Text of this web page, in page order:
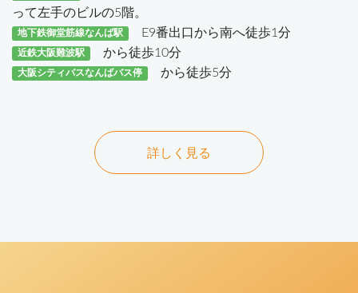
って左手のビルの5階。
地下鉄御堂筋線なんば駅 E9番出口から南へ徒歩1分
近鉄大阪難波駅 から徒歩10分
大阪シティバスなんばバス停 から徒歩5分
詳しく見る